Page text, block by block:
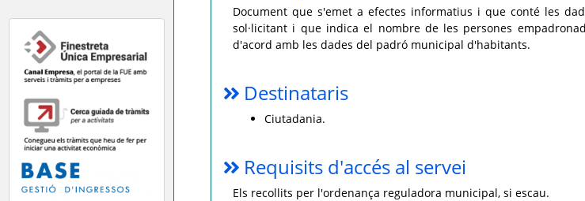
Document que s'emet a efectes informatius i que conté les
sol·licitant i que indica el nombre de les persones
d'acord amb les dades del padró municipal d'habitants.
Destinataris
Ciutadania.
Requisits d'accés al servei
Els recollits per l'ordenança reguladora municipal, si escau.